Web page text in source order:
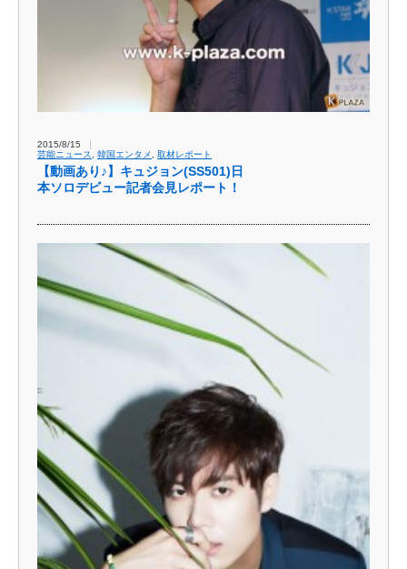
2015/8/15
芸能ニュース
韓国エンタメ 取材レポート
【動画あり♪】キュジョン(SS501)日
本ソロデビュー記者会見レポート！